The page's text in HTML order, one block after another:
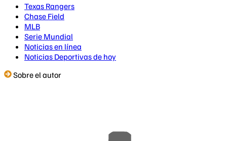
Texas Rangers
Chase Field
MLB
Serie Mundial
Noticias en línea
Noticias Deportivas de hoy
Sobre el autor